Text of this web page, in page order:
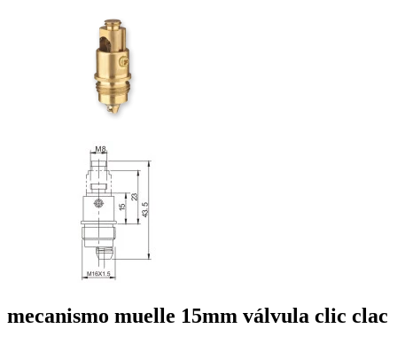
mecanismo muelle 15mm válvula clic clac